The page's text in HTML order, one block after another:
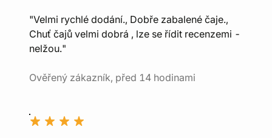
"Velmi rychlé dodání., Dobře zabalené čaje.,
Chuť čajů velmi dobrá , lze se řídit recenzemi -
nelžou."
Ověřený zákazník, před 14 hodinami